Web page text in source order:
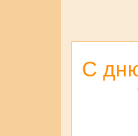
С